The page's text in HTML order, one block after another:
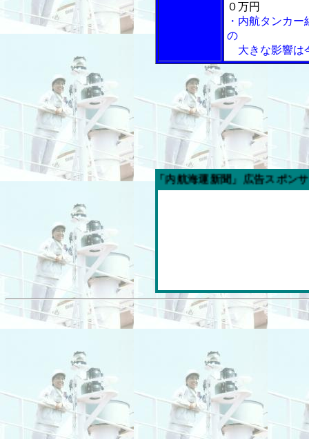
０万円
・内航タンカ
の
大きな影響は
今週の「内航海運新聞」広告スポンサー企業